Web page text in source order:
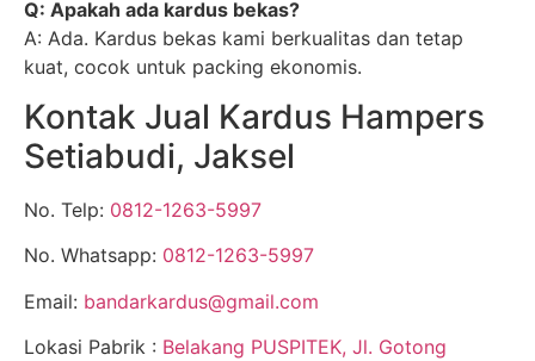
Q: Apakah ada kardus bekas?
A: Ada. Kardus bekas kami berkualitas dan tetap
kuat, cocok untuk packing ekonomis.
Kontak Jual Kardus Hampers
Setiabudi, Jaksel
No. Telp: 0812-1263-5997
No. Whatsapp: 0812-1263-5997
Email: bandarkardus@gmail.com
Lokasi Pabrik : Belakang PUSPITEK, Jl. Gotong